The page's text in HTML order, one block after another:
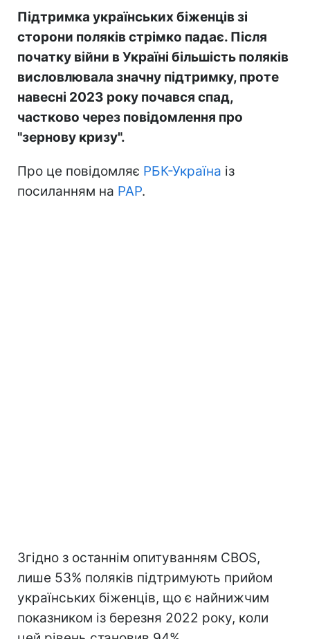
Підтримка українських біженців зі
сторони поляків стрімко падає. Після
початку війни в Україні більшість поляків
висловлювала значну підтримку, проте
навесні 2023 року почався спад,
частково через повідомлення про
"зернову кризу".
Про це повідомляє РБК-Україна із
посиланням на PAP.
Згідно з останнім опитуванням CBOS,
лише 53% поляків підтримують прийом
українських біженців, що є найнижчим
показником із березня 2022 року, коли